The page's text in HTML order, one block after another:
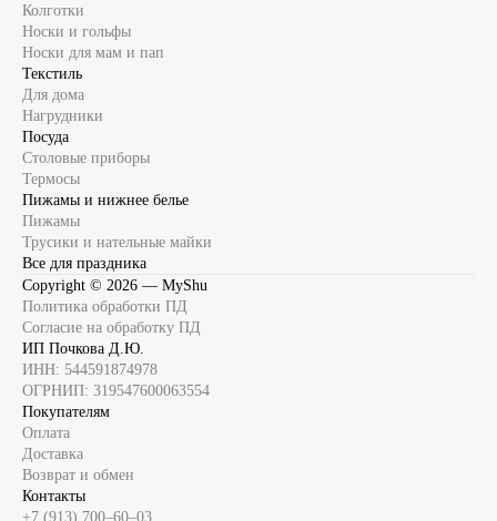
Колготки
Носки и гольфы
Носки для мам и пап
Текстиль
Для дома
Нагрудники
Посуда
Столовые приборы
Термосы
Пижамы и нижнее белье
Пижамы
Трусики и нательные майки
Все для праздника
Copyright © 2026 — MyShu
Политика обработки ПД
Согласие на обработку ПД
ИП Почкова Д.Ю.
ИНН: 544591874978
ОГРНИП: 319547600063554
Покупателям
Оплата
Доставка
Возврат и обмен
Контакты
+7 (913) 700‒60‒03